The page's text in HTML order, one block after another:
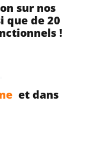
sur nos
que de 20
!
et dans